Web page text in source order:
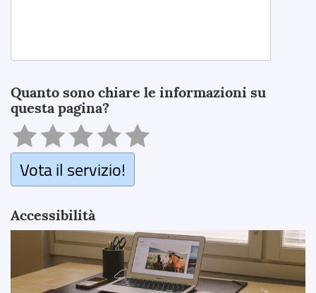
Quanto sono chiare le informazioni su
questa pagina?
Vota il servizio!
Accessibilità